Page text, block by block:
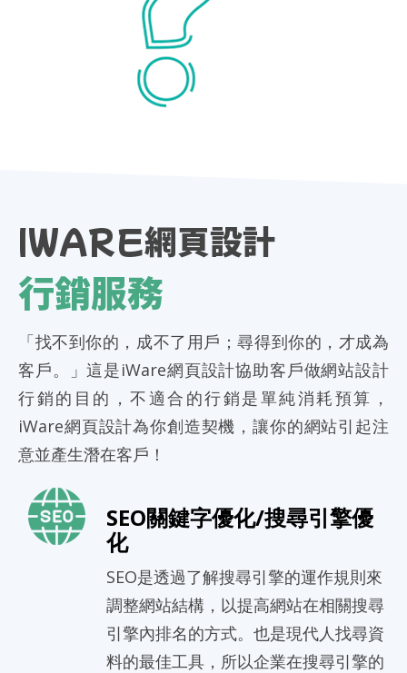
IWARE網頁設計
行銷服務
「找不到你的，成不了用戶；尋得到你的，才成為
客戶。」這是iWare網頁設計協助客戶做網站設計
行銷的目的，不適合的行銷是單純消耗預算，
iWare網頁設計為你創造契機，讓你的網站引起注
意並產生潛在客戶！
SEO關鍵字優化/搜尋引擎優
化
SEO是透過了解搜尋引擎的運作規則來
調整網站結構，以提高網站在相關搜尋
引擎內排名的方式。也是現代人找尋資
料的最佳工具，所以企業在搜尋引擎的